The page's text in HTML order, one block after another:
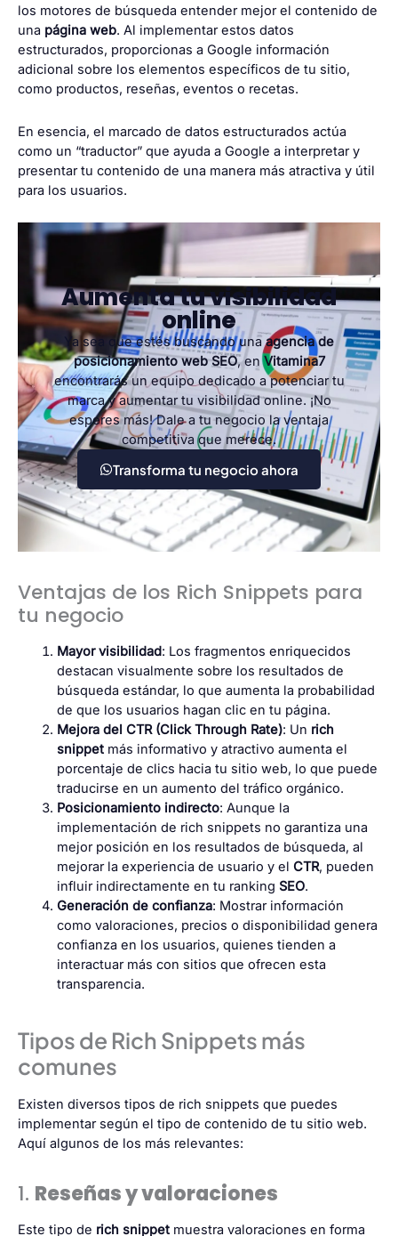
los motores de búsqueda entender mejor el contenido de
una página web. Al implementar estos datos
estructurados, proporcionas a Google información
adicional sobre los elementos específicos de tu sitio,
como productos, reseñas, eventos o recetas.
En esencia, el marcado de datos estructurados actúa
como un “traductor” que ayuda a Google a interpretar y
presentar tu contenido de una manera más atractiva y útil
para los usuarios.
Aumenta tu visibilidad
online
Ya sea que estés buscando unaagencia de
posicionamiento web SEO, enVitamina7
encontrarás un equipo dedicado a potenciar tu
marca y aumentar tu visibilidad online. ¡No
esperes más! Dale a tu negocio la ventaja
competitiva que merece.
Transforma tu negocio ahora
Ventajas de los Rich Snippets para
tu negocio
Mayor visibilidad: Los fragmentos enriquecidos
destacan visualmente sobre los resultados de
búsqueda estándar, lo que aumenta la probabilidad
de que los usuarios hagan clic en tu página.
Mejora del CTR (Click Through Rate): Un rich
snippetmás informativo y atractivo aumenta el
porcentaje de clics hacia tu sitio web, lo que puede
traducirse en un aumento del tráfico orgánico.
Posicionamiento indirecto: Aunque la
implementación de rich snippets no garantiza una
mejor posición en los resultados de búsqueda, al
mejorar la experiencia de usuario y el CTR, pueden
influir indirectamente en tu ranking SEO.
Generación de confianza: Mostrar información
como valoraciones, precios o disponibilidad genera
confianza en los usuarios, quienes tienden a
interactuar más con sitios que ofrecen esta
transparencia.
Tipos de Rich Snippets más
comunes
Existen diversos tipos de rich snippets que puedes
implementar según el tipo de contenido de tu sitio web.
Aquí algunos de los más relevantes:
1. Reseñas y valoraciones
Este tipo de rich snippet muestra valoraciones en forma